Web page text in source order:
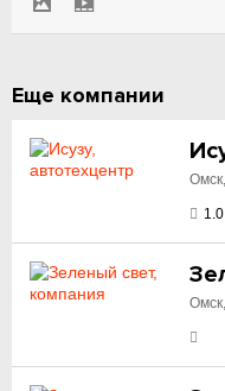
Еще компании
1.0